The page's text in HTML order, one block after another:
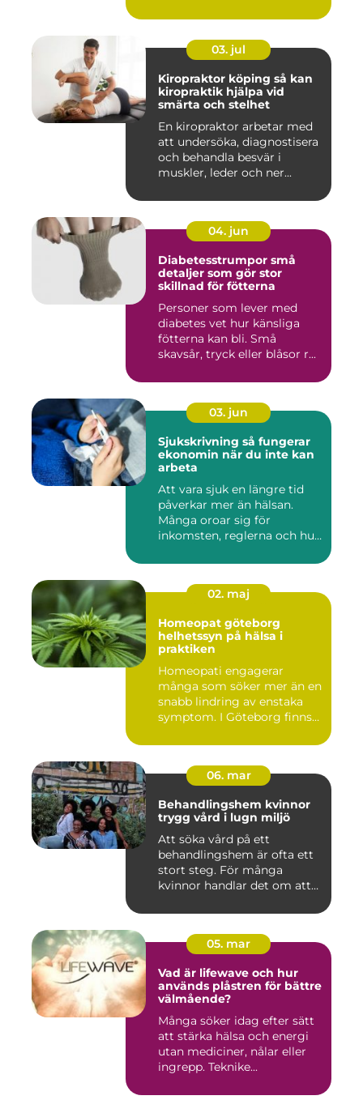
03. jul
Kiropraktor köping så kan
kiropraktik hjälpa vid
smärta och stelhet
En kiropraktor arbetar med
att undersöka, diagnostisera
och behandla besvär i
muskler, leder och ner...
04. jun
Diabetesstrumpor små
detaljer som gör stor
skillnad för fötterna
Personer som lever med
diabetes vet hur känsliga
fötterna kan bli. Små
skavsår, tryck eller blåsor r...
03. jun
Sjukskrivning så fungerar
ekonomin när du inte kan
arbeta
Att vara sjuk en längre tid
påverkar mer än hälsan.
Många oroar sig för
inkomsten, reglerna och hur
02. maj
Homeopat göteborg
helhetssyn på hälsa i
praktiken
Homeopati engagerar
många som söker mer än en
snabb lindring av enstaka
symptom. I Göteborg finns
06. mar
Behandlingshem kvinnor
trygg vård i lugn miljö
Att söka vård på ett
behandlingshem är ofta ett
stort steg. För många
kvinnor handlar det om att
05. mar
Vad är lifewave och hur
används plåstren för bättre
välmående?
Många söker idag efter sätt
att stärka hälsa och energi
utan mediciner, nålar eller
ingrepp. Teknike...